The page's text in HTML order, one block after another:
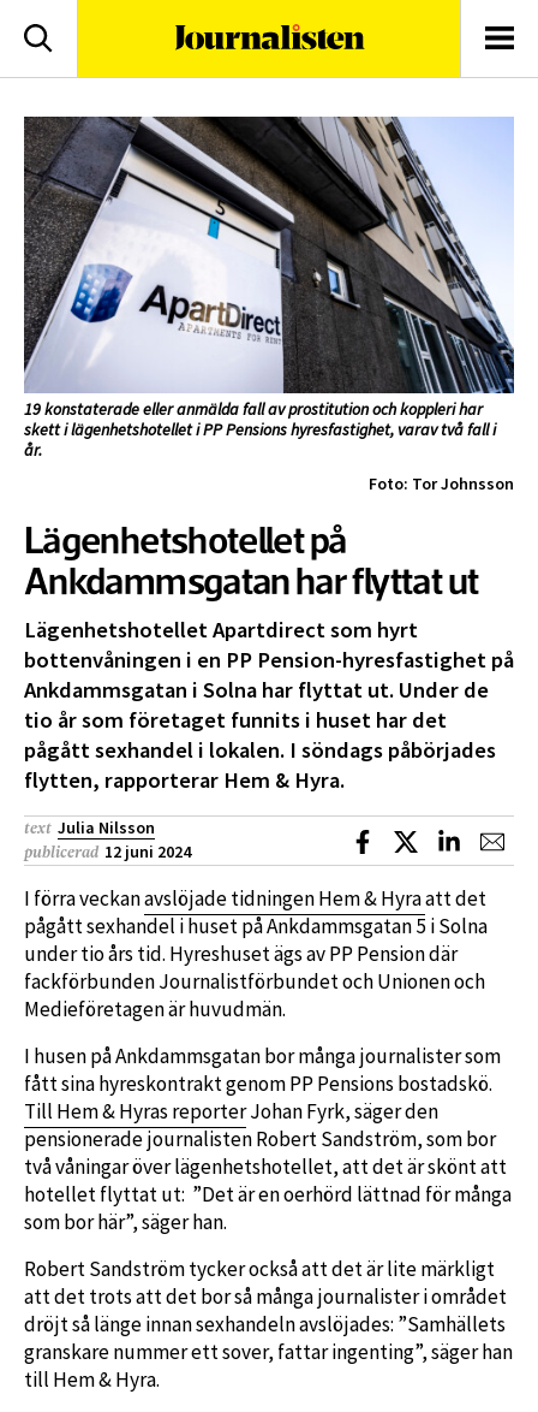
Sök
19 konstaterade eller anmälda fall av prostitution och koppleri har
skett i lägenhetshotellet i PP Pensions hyresfastighet, varav två fall i
år.
Foto: Tor Johnsson
Lägenhetshotellet på
Ankdammsgatan har flyttat ut
Lägenhetshotellet Apartdirect som hyrt
bottenvåningen i en PP Pension-hyresfastighet på
Ankdammsgatan i Solna har flyttat ut. Under de
tio år som företaget funnits i huset har det
pågått sexhandel i lokalen. I söndags påbörjades
flytten, rapporterar Hem & Hyra.
text Julia Nilsson
publicerad 12 juni 2024
Dela på Facebook
Dela på XDela på
I förra veckanavslöjade tidningen Hem & Hyraatt det
pågått sexhandel i huset på Ankdammsgatan 5 i Solna
under tio års tid. Hyreshuset ägs av PP Pension där
fackförbunden Journalistförbundet och Unionen och
Medieföretagen är huvudmän.
I husen på Ankdammsgatan bor många journalister som
fått sina hyreskontrakt genom PP Pensions bostadskö.
Till Hem & Hyras reporterJohan Fyrk, säger den
pensionerade journalisten Robert Sandström, som bor
två våningar över lägenhetshotellet, att det är skönt att
hotellet flyttat ut: ”Det är en oerhörd lättnad för många
som bor här”, säger han.
Robert Sandström tycker också att det är lite märkligt
att det trots att det bor så många journalister i området
dröjt så länge innan sexhandeln avslöjades: ”Samhällets
granskare nummer ett sover, fattar ingenting”, säger han
till Hem & Hyra.